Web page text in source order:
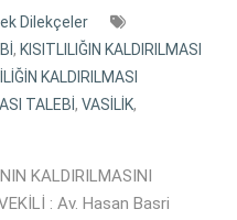
Dilekçeler
, KISITLILIĞIN KALDIRILMASI
KALDIRILMASI
TALEBİ , VASİLİK,
KALDIRILMASINI
: Av. Hasan Basri